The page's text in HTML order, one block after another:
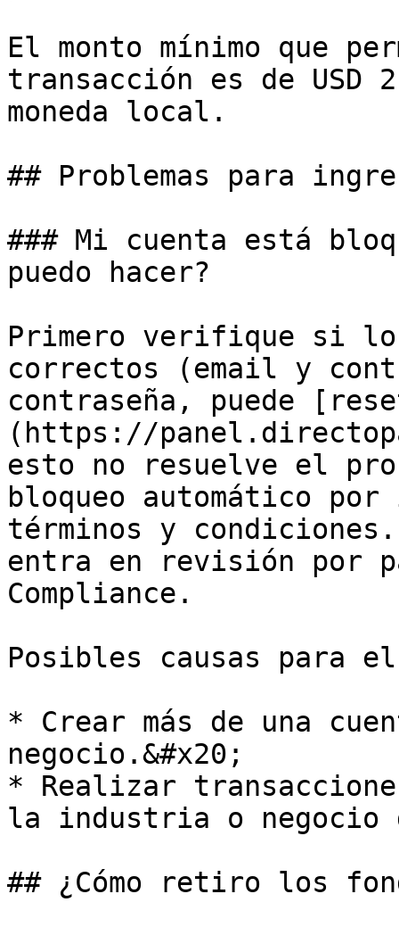
El monto mínimo que
transacción es de
moneda local.
## Problemas para
### Mi cuenta está
puedo hacer?
Primero verifique si
correctos (email y
contraseña, puede
(https://
esto no resuelve el
bloqueo automático
términos y
entra en revisión por
Compliance.
Posibles causas para
* Crear más de una
negocio.&#x20;
* Realizar
la industria o negocio
## ¿Cómo retiro los